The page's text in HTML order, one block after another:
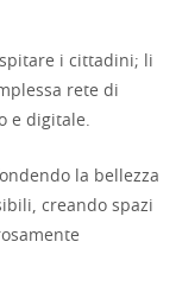
i cittadini; li
rete di
e digitale.
la bellezza
creando spazi